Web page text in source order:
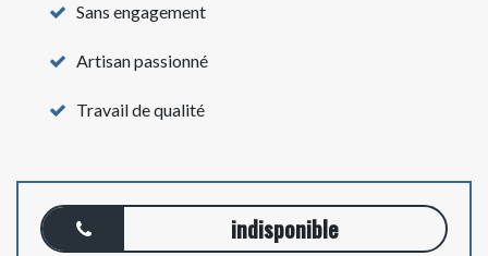
Sans engagement
Artisan passionné
Travail de qualité
indisponible